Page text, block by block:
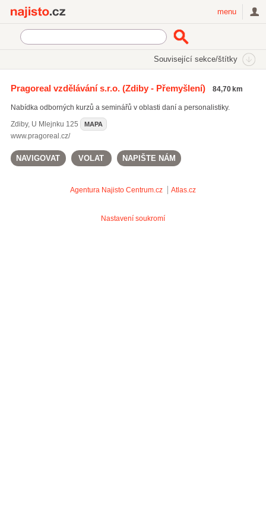
menu
Související sekce/štítky
Pragoreal vzdělávání s.r.o.(Zdiby - Přemyšlení) 84,70 km
Nabídka odborných kurzů a seminářů v oblasti daní a personalistiky.
Zdiby, U Mlejnku 125 MAPA
www.pragoreal.cz/
NAVIGOVAT VOLAT NAPIŠTE NÁM
Agentura Najisto Centrum.cz Atlas.cz
Nastavení soukromí